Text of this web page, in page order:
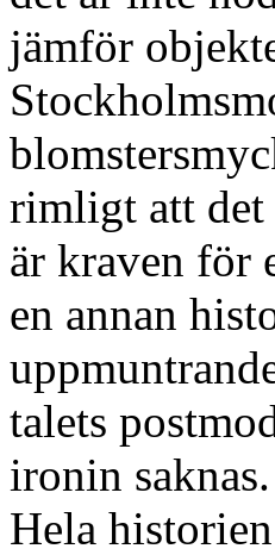
jämför
rimligt att det
är kraven för
en annan
talets
ironin
Hela